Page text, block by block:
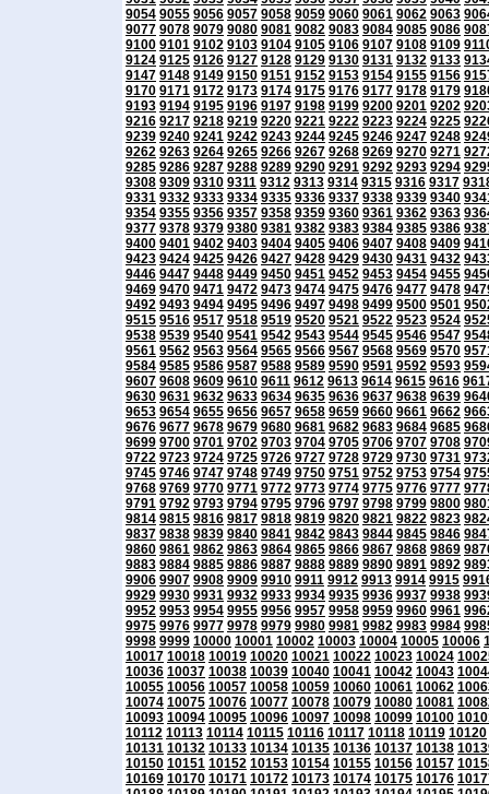
9054 9055 9056 9057 9058 9059 9060 9061 9062 9063
9077 9078 9079 9080 9081 9082 9083 9084 9085 9086
9100 9101 9102 9103 9104 9105 9106 9107 9108 9109
9124 9125 9126 9127 9128 9129 9130 9131 9132 9133
9147 9148 9149 9150 9151 9152 9153 9154 9155 9156
9170 9171 9172 9173 9174 9175 9176 9177 9178 9179
9193 9194 9195 9196 9197 9198 9199 9200 9201 9202
9216 9217 9218 9219 9220 9221 9222 9223 9224 9225
9239 9240 9241 9242 9243 9244 9245 9246 9247 9248
9262 9263 9264 9265 9266 9267 9268 9269 9270 9271
9285 9286 9287 9288 9289 9290 9291 9292 9293 9294
9308 9309 9310 9311 9312 9313 9314 9315 9316 9317
9331 9332 9333 9334 9335 9336 9337 9338 9339 9340
9354 9355 9356 9357 9358 9359 9360 9361 9362 9363
9377 9378 9379 9380 9381 9382 9383 9384 9385 9386
9400 9401 9402 9403 9404 9405 9406 9407 9408 9409
9423 9424 9425 9426 9427 9428 9429 9430 9431 9432
9446 9447 9448 9449 9450 9451 9452 9453 9454 9455
9469 9470 9471 9472 9473 9474 9475 9476 9477 9478
9492 9493 9494 9495 9496 9497 9498 9499 9500 9501
9515 9516 9517 9518 9519 9520 9521 9522 9523 9524
9538 9539 9540 9541 9542 9543 9544 9545 9546 9547
9561 9562 9563 9564 9565 9566 9567 9568 9569 9570
9584 9585 9586 9587 9588 9589 9590 9591 9592 9593
9607 9608 9609 9610 9611 9612 9613 9614 9615 9616
9630 9631 9632 9633 9634 9635 9636 9637 9638 9639
9653 9654 9655 9656 9657 9658 9659 9660 9661 9662
9676 9677 9678 9679 9680 9681 9682 9683 9684 9685
9699 9700 9701 9702 9703 9704 9705 9706 9707 9708
9722 9723 9724 9725 9726 9727 9728 9729 9730 9731
9745 9746 9747 9748 9749 9750 9751 9752 9753 9754
9768 9769 9770 9771 9772 9773 9774 9775 9776 9777
9791 9792 9793 9794 9795 9796 9797 9798 9799 9800
9814 9815 9816 9817 9818 9819 9820 9821 9822 9823
9837 9838 9839 9840 9841 9842 9843 9844 9845 9846
9860 9861 9862 9863 9864 9865 9866 9867 9868 9869
9883 9884 9885 9886 9887 9888 9889 9890 9891 9892
9906 9907 9908 9909 9910 9911 9912 9913 9914 9915
9929 9930 9931 9932 9933 9934 9935 9936 9937 9938
9952 9953 9954 9955 9956 9957 9958 9959 9960 9961
9975 9976 9977 9978 9979 9980 9981 9982 9983 9984
9998 9999 10000 10001 10002 10003 10004 10005 10006
10017 10018 10019 10020 10021 10022 10023 10024
10036 10037 10038 10039 10040 10041 10042 10043
10055 10056 10057 10058 10059 10060 10061 10062
10074 10075 10076 10077 10078 10079 10080 10081
10093 10094 10095 10096 10097 10098 10099 10100
10112 10113 10114 10115 10116 10117 10118 10119 10120
10131 10132 10133 10134 10135 10136 10137 10138
10150 10151 10152 10153 10154 10155 10156 10157
10169 10170 10171 10172 10173 10174 10175 10176